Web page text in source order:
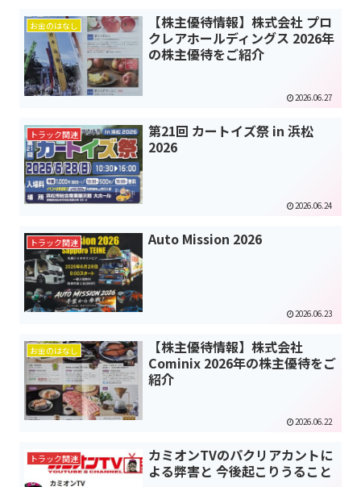
お金のはなし
【株主優待情報】株式会社 プロ
クレアホールディングス 2026年
の株主優待をご紹介
2026.06.27
トラック関連
第21回 カートイズ祭 in 浜松
2026
2026.06.24
トラック関連 Auto Mission 2026
2026.06.23
お金のはなし
【株主優待情報】株式会社
Cominix 2026年の株主優待をご
紹介
2026.06.22
トラック関連
カミオンTVのパクリアカントに
よる弊害と 今後起こりうること